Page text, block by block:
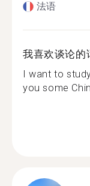
法语
我喜欢谈论的
I want to
you some